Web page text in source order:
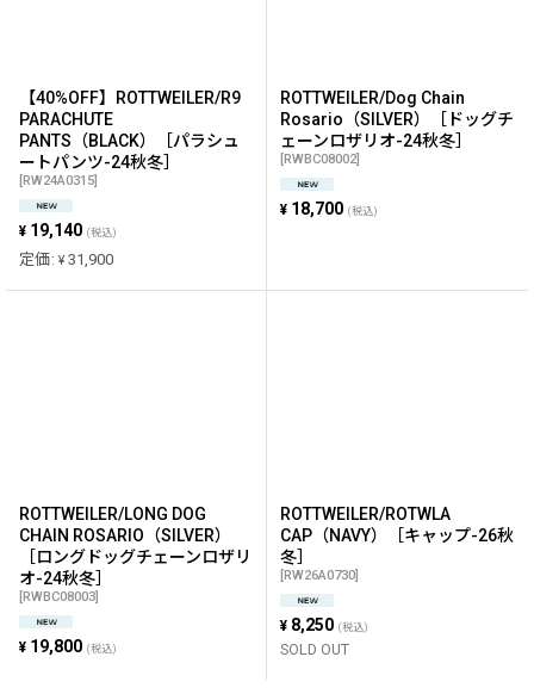
【40%OFF】ROTTWEILER/R9
PARACHUTE
PANTS（BLACK）［パラシュ
ートパンツ-24秋冬］
[RW24A0315]
¥ 19,140 (税込)
定価: ¥ 31,900
ROTTWEILER/Dog Chain
Rosario（SILVER）［ドッグチ
ェーンロザリオ-24秋冬］
[RWBC08002]
¥ 18,700 (税込)
ROTTWEILER/LONG DOG
CHAIN ROSARIO（SILVER）
［ロングドッグチェーンロザリ
オ-24秋冬］
[RWBC08003]
¥ 19,800 (税込)
ROTTWEILER/ROTWLA
CAP（NAVY）［キャップ-26秋
冬］
[RW26A0730]
¥ 8,250 (税込)
SOLD OUT